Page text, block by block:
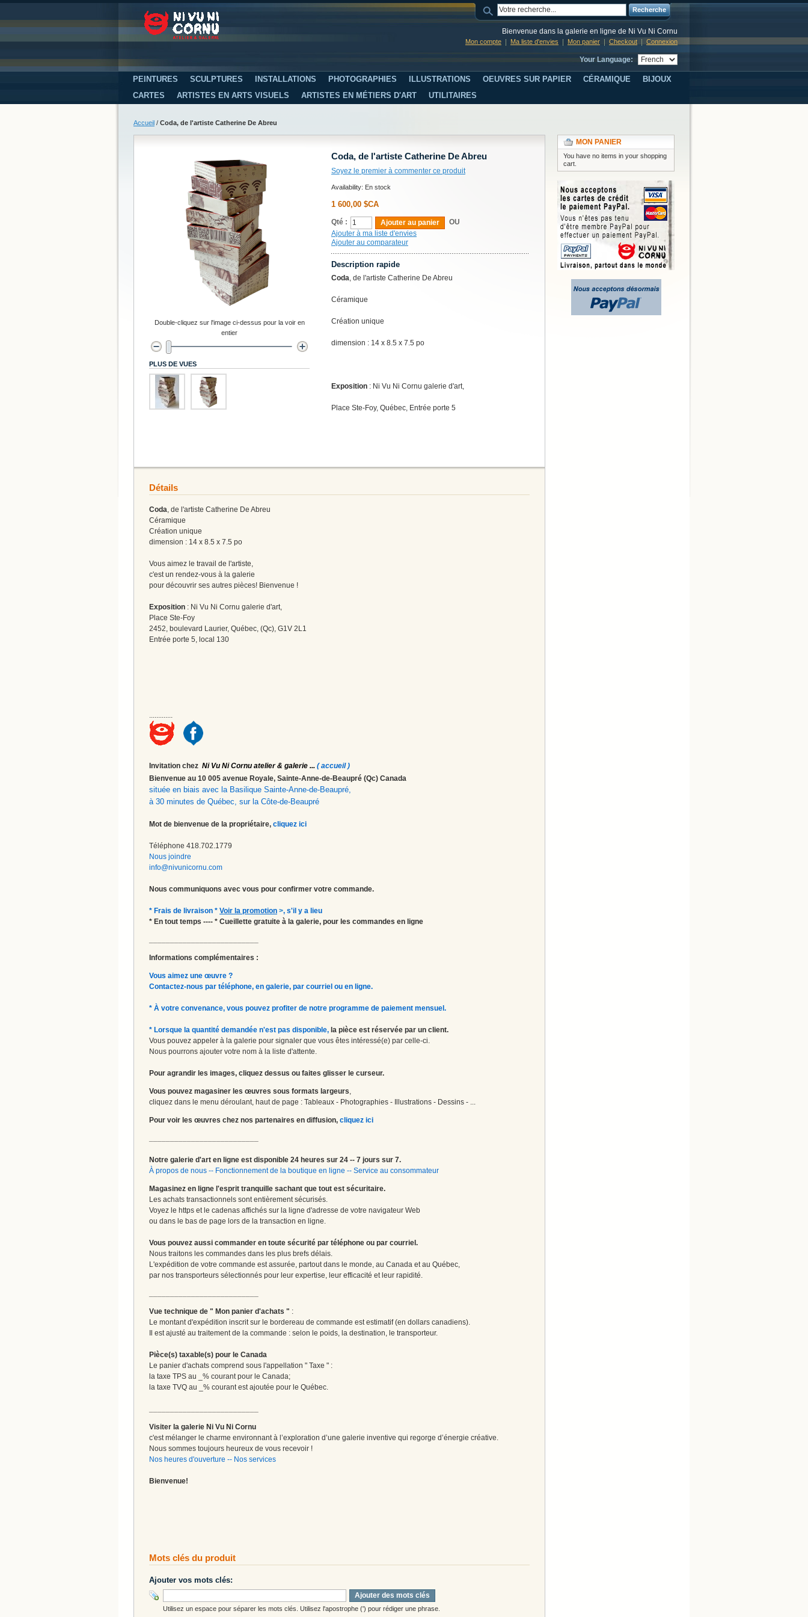
Recherche
Bienvenue dans la galerie en ligne de Ni Vu Ni Cornu
Mon compte Ma liste d'envies Mon panier Checkout Connexion
Your Language:
PEINTURES SCULPTURES INSTALLATIONS PHOTOGRAPHIES ILLUSTRATIONS OEUVRES SUR PAPIER CÉRAMIQUE
BIJOUX
CARTES
ARTISTES EN ARTS VISUELS ARTISTES EN MÉTIERS D'ART UTILITAIRES
Accueil / Coda, de l'artiste Catherine De Abreu
Coda, de l'artiste Catherine De Abreu
Soyez le premier à commenter ce produit
Availability: En stock
1 600,00 $CA
Qté : Ajouter au panier
OU
Ajouter à ma liste d'envies
Ajouter au comparateur
Description rapide
Coda, de l'artiste Catherine De Abreu
Céramique
Création unique
dimension : 14 x 8.5 x 7.5 po
Exposition : Ni Vu Ni Cornu galerie d'art,
Place Ste-Foy, Québec, Entrée porte 5
Double-cliquez sur l'image ci-dessus pour la voir en
entier
PLUS DE VUES
Détails
Coda, de l'artiste Catherine De Abreu
Céramique
Création unique
dimension : 14 x 8.5 x 7.5 po
Vous aimez le travail de l'artiste,
c'est un rendez-vous à la galerie
pour découvrir ses autres pièces! Bienvenue !
Exposition : Ni Vu Ni Cornu galerie d'art,
Place Ste-Foy
2452, boulevard Laurier, Québec, (Qc), G1V 2L1
Entrée porte 5, local 130
.............
Invitation chez Ni Vu Ni Cornu atelier & galerie ... ( accueil )
Bienvenue au 10 005 avenue Royale, Sainte-Anne-de-Beaupré (Qc) Canada
située en biais avec la Basilique Sainte-Anne-de-Beaupré,
à 30 minutes de Québec, sur la Côte-de-Beaupré
Mot de bienvenue de la propriétaire, cliquez ici
Téléphone 418.702.1779
Nous joindre
info@nivunicornu.com
Nous communiquons avec vous pour confirmer votre commande.
* Frais de livraison * Voir la promotion >, s'il y a lieu
* En tout temps ---- * Cueillette gratuite à la galerie, pour les commandes en ligne
Informations complémentaires :
Vous aimez une œuvre ?
Contactez-nous par téléphone, en galerie, par courriel ou en ligne.
* À votre convenance, vous pouvez profiter de notre programme de paiement mensuel.
* Lorsque la quantité demandée n'est pas disponible, la pièce est réservée par un client.
Vous pouvez appeler à la galerie pour signaler que vous êtes intéressé(e) par celle-ci.
Nous pourrons ajouter votre nom à la liste d'attente.
Pour agrandir les images, cliquez dessus ou faites glisser le curseur.
Vous pouvez magasiner les œuvres sous formats largeurs,
cliquez dans le menu déroulant, haut de page : Tableaux - Photographies - Illustrations - Dessins - ...
Pour voir les œuvres chez nos partenaires en diffusion, cliquez ici
Notre galerie d'art en ligne est disponible 24 heures sur 24 -- 7 jours sur 7.
À propos de nous -- Fonctionnement de la boutique en ligne -- Service au consommateur
Magasinez en ligne l'esprit tranquille sachant que tout est sécuritaire.
Les achats transactionnels sont entièrement sécurisés.
Voyez le https et le cadenas affichés sur la ligne d'adresse de votre navigateur Web
ou dans le bas de page lors de la transaction en ligne.
Vous pouvez aussi commander en toute sécurité par téléphone ou par courriel.
Nous traitons les commandes dans les plus brefs délais.
L'expédition de votre commande est assurée, partout dans le monde, au Canada et au Québec,
par nos transporteurs sélectionnés pour leur expertise, leur efficacité et leur rapidité.
Vue technique de " Mon panier d'achats " :
Le montant d'expédition inscrit sur le bordereau de commande est estimatif (en dollars canadiens).
Il est ajusté au traitement de la commande : selon le poids, la destination, le transporteur.
Pièce(s) taxable(s) pour le Canada
Le panier d'achats comprend sous l'appellation " Taxe " :
la taxe TPS au _% courant pour le Canada;
la taxe TVQ au _% courant est ajoutée pour le Québec.
Visiter la galerie Ni Vu Ni Cornu
c'est mélanger le charme environnant à l’exploration d’une galerie inventive qui regorge d’énergie créative.
Nous sommes toujours heureux de vous recevoir !
Nos heures d'ouverture -- Nos services
Bienvenue!
Mots clés du produit
Ajouter vos mots clés:
Ajouter des mots clés
Utilisez un espace pour séparer les mots clés. Utilisez l'apostrophe (') pour rédiger une phrase.
MON PANIER
You have no items in your shopping
cart.